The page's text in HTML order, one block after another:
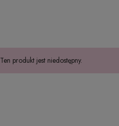
Ten produkt jest niedostępny.